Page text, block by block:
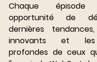
Chaque
opportunité de
dernières
innovants et les
profondes de ceux